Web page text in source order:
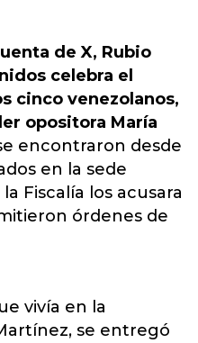
de X, Rubio
celebra el
cinco venezolanos,
opositora María
encontraron desde
en la sede
Fiscalía los acusara
órdenes de
vivía en la
se entregó